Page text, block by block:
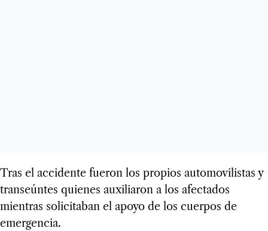
Tras el accidente fueron los propios automovilistas y
transeúntes quienes auxiliaron a los afectados
mientras solicitaban el apoyo de los cuerpos de
emergencia.